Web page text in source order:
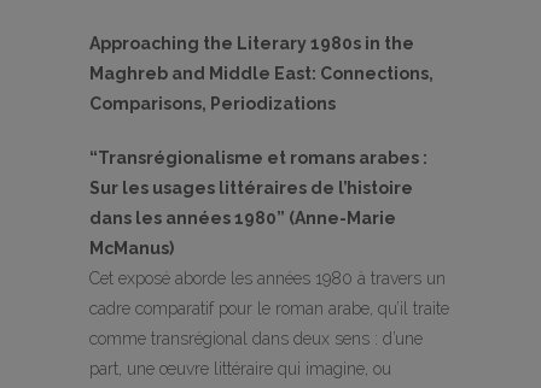
Approaching the Literary 1980s in the
Maghreb and Middle East: Connections,
Comparisons, Periodizations
“Transrégionalisme et romans arabes :
Sur les usages littéraires de l’histoire
dans les années 1980” (Anne-Marie
McManus)
Cet exposé aborde les années 1980 à travers un
cadre comparatif pour le roman arabe, qu’il traite
comme transrégional dans deux sens : d’une
part, une œuvre littéraire qui imagine, ou